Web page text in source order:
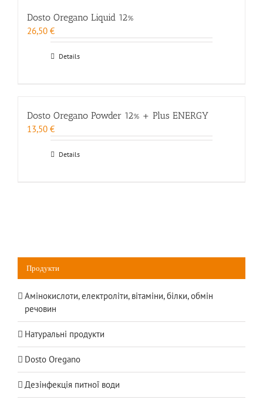
Dosto Oregano Liquid 12%
26,50 €
Details
Dosto Oregano Powder 12% + Plus ENERGY
13,50 €
Details
Продукти
Амінокислоти, електроліти, вітаміни, білки, обмін
речовин
Натуральні продукти
Dosto Oregano
Дезінфекція питної води